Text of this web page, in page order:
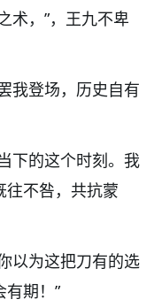
术，”，王九不卑
我登场，历史自有
下的这个时刻。我
往不咎，共抗蒙
以为这把刀有的选
期！”